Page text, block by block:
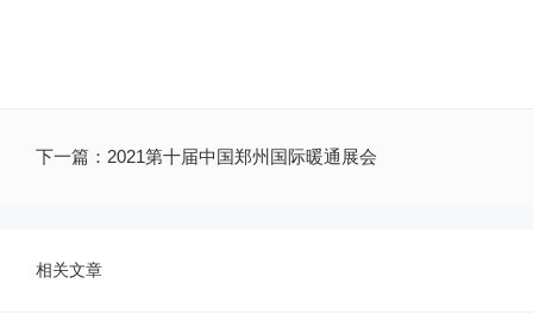
下一篇： 2021第十届中国郑州国际暖通展会
相关文章